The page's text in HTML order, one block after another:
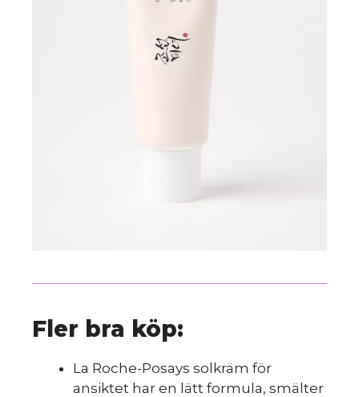
Fler bra köp:
La Roche-Posays solkräm för
ansiktet har en lätt formula, smälter